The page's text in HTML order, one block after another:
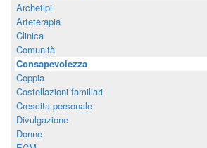
Archetipi
Arteterapia
Clinica
Comunità
Consapevolezza
Coppia
Costellazioni familiari
Crescita personale
Divulgazione
Donne